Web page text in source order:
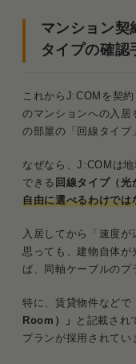
マンション契
タイプの確認
これからJ:COMを契
のマンションへの入居
の部屋の「回線タイプ
なぜなら、J:COMは
できる 回線タイプ（光
自由に選べるわけでは
入居してから「速度
思っても、建物自体
ば、同軸ケーブルのプ
特に、賃貸物件などで
Room）」
と記載され
プランが採用されてい